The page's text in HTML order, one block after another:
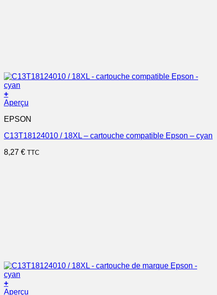
+
Aperçu
EPSON
C13T18124010 / 18XL – cartouche compatible Epson – cyan
8,27 € TTC
+
Aperçu